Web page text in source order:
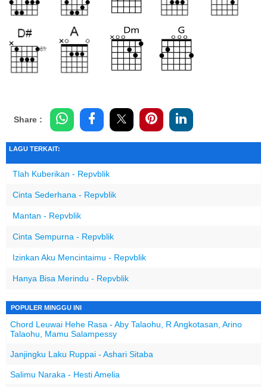
Share :
LAGU TERKAIT:
Tlah Kuberikan - Repvblik
Cinta Sederhana - Repvblik
Mantan - Repvblik
Cinta Sempurna - Repvblik
Izinkan Aku Mencintaimu - Repvblik
Hanya Bisa Merindu - Repvblik
POPULER MINGGU INI
Chord Leuwai Hehe Rasa - Aby Talaohu, R Angkotasan, Arino
Talaohu, Mamu Salampessy
Janjingku Laku Ruppai - Ashari Sitaba
Salimu Naraka - Hesti Amelia